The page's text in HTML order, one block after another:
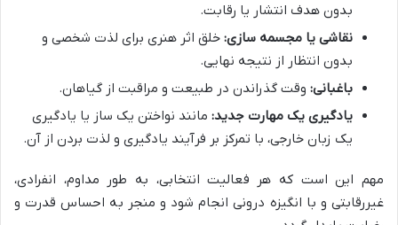
بدون هدف انتشار یا رقابت.
نقاشی یا مجسمه سازی: خلق اثر هنری برای لذت شخصی و
بدون انتظار از نتیجه نهایی.
باغبانی: وقت گذراندن در طبیعت و مراقبت از گیاهان.
یادگیری یک مهارت جدید: مانند نواختن یک ساز یا یادگیری
یک زبان خارجی، با تمرکز بر فرآیند یادگیری و لذت بردن از آن.
مهم این است که هر فعالیت انتخابی، به طور مداوم، انفرادی،
غیررقابتی و با انگیزه درونی انجام شود و منجر به احساس قدرت و